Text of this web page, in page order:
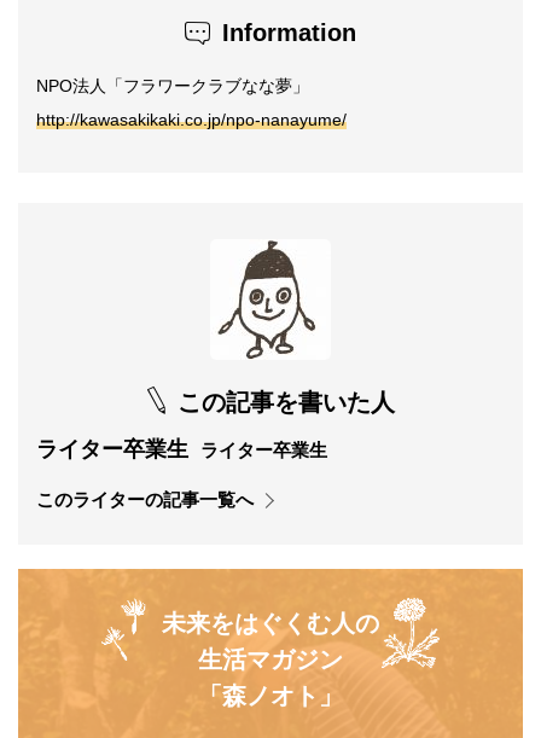
Information
NPO法人「フラワークラブなな夢」
http://kawasakikaki.co.jp/npo-nanayume/
この記事を書いた人
ライター卒業生 ライター卒業生
このライターの記事一覧へ
未来をはぐくむ人の
生活マガジン
「森ノオト」